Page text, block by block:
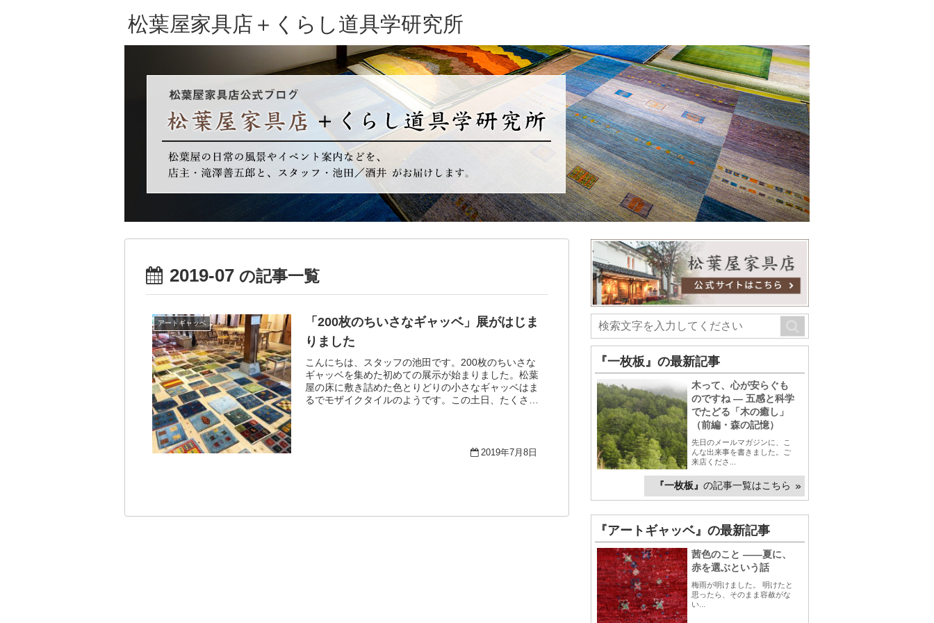
松葉屋家具店＋くらし道具学研究所
2019-07 の記事一覧
アートギャッベ
「200枚のちいさなギャッベ」展がはじま
りました
こんにちは、スタッフの池田です。200枚のちいさな
ギャッベを集めた初めての展示が始まりました。松葉
屋の床に敷き詰めた色とりどりの小さなギャッベはま
るでモザイクタイルのようです。この土日、たくさん
2019年7月8日
『一枚板』の最新記事
木って、心が安らぐも
のですね ― 五感と科学
でたどる「木の癒し」
（前編・森の記憶）
先日のメールマガジンに、こ
んな出来事を書きました。ご
来店くださ...
『一枚板』 の記事一覧はこちら
『アートギャッベ』の最新記事
茜色のこと ――夏に、
赤を選ぶという話
梅雨が明けました。 明けたと
思ったら、そのまま容赦がな
い...